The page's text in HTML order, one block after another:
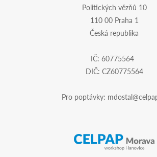
Politických vězňů 10
110 00 Praha 1
Česká republika
IČ: 60775564
DIČ: CZ60775564
Pro poptávky: